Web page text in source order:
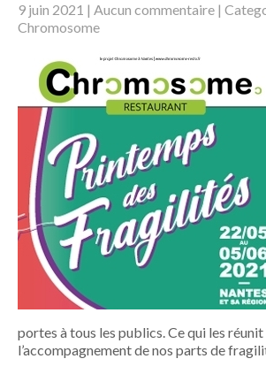
9 juin 2021 | Aucun commentaire |
Chromosome
portes à tous les publics. Ce qui les réunit
l’accompagnement de nos parts de